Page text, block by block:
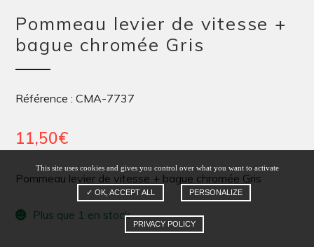
Pommeau levier de vitesse +
bague chromée Gris
Référence : CMA-7737
11,50€
Pommeau levier de vitesse + bague chromée Gris
Plus que 1 en stock
This site uses cookies and gives you control over what you want to activate
✓ OK, ACCEPT ALL PERSONALIZE
PRIVACY POLICY